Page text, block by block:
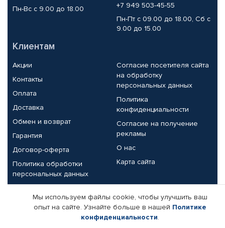
Пн-Вс с 9.00 до 18.00
+7 949 503-45-55
Пн-Пт с 09.00 до 18.00, Сб с
9.00 до 15.00
Клиентам
Акции
Контакты
Оплата
Доставка
Обмен и возврат
Гарантия
Договор-оферта
Политика обработки
персональных данных
Согласие посетителя сайта
на обработку
персональных данных
Политика
конфиденциальности
Согласие на получение
рекламы
О нас
Карта сайта
Партнерам
Корпоративным клиентам
Реквизиты компании
Мы используем файлы cookie, чтобы улучшить ваш
опыт на сайте. Узнайте больше в нашей Политике
конфиденциальности.